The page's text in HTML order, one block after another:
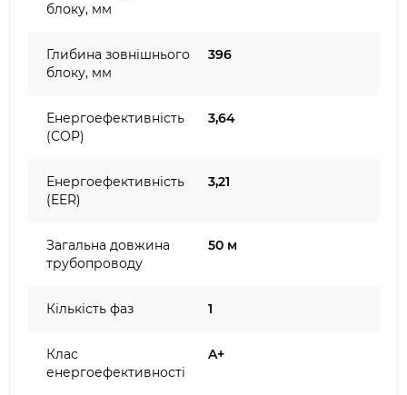
блоку, мм
Глибина зовнішнього
блоку, мм
396
Енергоефективність
(COP)
3,64
Енергоефективність
(EER)
3,21
Загальна довжина
трубопроводу
50 м
Кількість фаз 1
Клас
енергоефективності
A+